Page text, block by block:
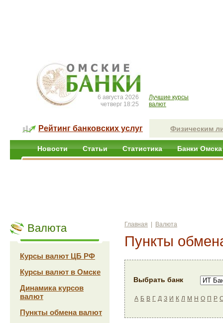
6 августа 2026
четверг 18:25
Лучшие курсы
валют
Рейтинг банковских услуг Физическим
Новости Статьи Статистика Банки Омска
Валюта
Курсы валют ЦБ РФ
Курсы валют в Омске
Динамика курсов
валют
Пункты обмена валют
Главная Валюта
Пункты
Выбрать банк
А Б В Г Д З И К Л М Н О П Р